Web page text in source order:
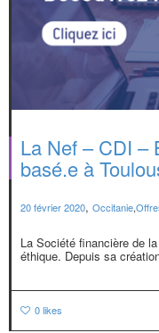
La Nef – CDI –
basé.e à
20 février 2020, Occitanie,
La Société financière de
éthique. Depuis sa
0likes